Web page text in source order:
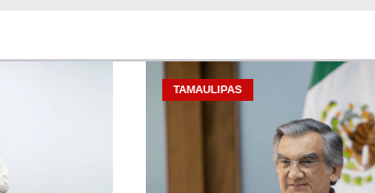
TAMAULIPAS